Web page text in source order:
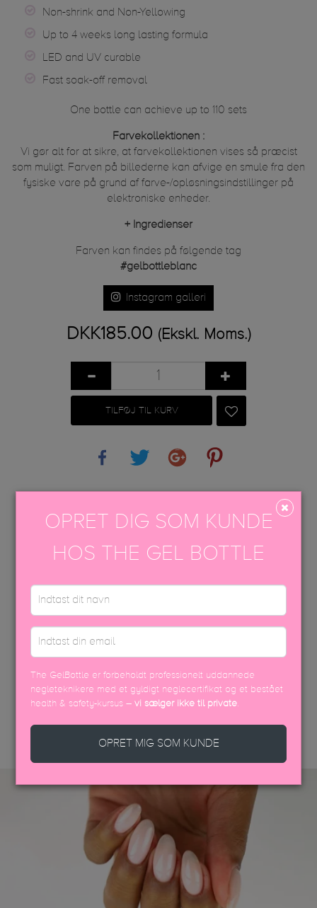
Non-shrink and Non-Yellowing
Up to 4 weeks long lasting formula
LED and UV curable
Fast soak-off removal
One bottle can achieve up to 110 sets
Farvekollektionen :
Vi gør alt for at sikre, at farvekollektionen vises så præcist
som muligt. Farven på billederne kan afvige en smule fra den
fysiske vare på grund af farve-/opløsningsindstillinger på
elektroniske enheder.
+ Ingredienser
Farven kan findes på følgende tag
#gelbottleblanc
Instagram galleri
DKK185.00 (Ekskl. Moms.)
TILFØJ TIL KURV
EFTERBEHANDLING
USP FARVEBROCHURE
SIKKERHEDSDATABLAD
DISCOVER MORE
OPRET DIG SOM KUNDE
HOS THE GEL BOTTLE
The GelBottle er forbeholdt professionelt uddannede
negleteknikere med et gyldigt neglecertifikat og et bestået
health & safety-kursus –vi sælger ikke til private.
OPRET MIG SOM KUNDE